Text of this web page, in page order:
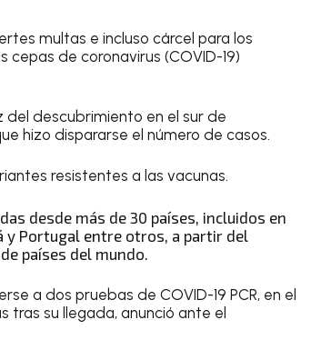
multas e incluso cárcel para los
de coronavirus (COVID-19)
del descubrimiento en el sur de
hizo dispararse el número de casos.
resistentes a las vacunas.
desde más de 30 países, incluidos en
y Portugal entre otros, a partir del
países del mundo.
a dos pruebas de COVID-19 PCR, en el
su llegada, anunció ante el